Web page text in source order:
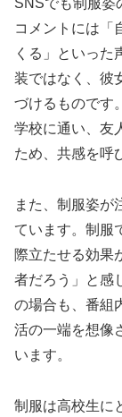
SNSでも制服姿
コメントには「
くる」といった
装ではなく、彼
づけるものです
学校に通い、友
ため、共感を呼
また、制服姿が
ています。制服
際立たせる効果
者だろう」と感
の場合も、番組
活の一端を想像
います。
制服は高校生に